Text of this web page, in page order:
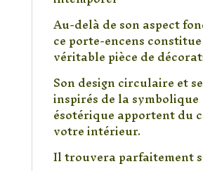
Au-delà de son aspect
ce porte-encens
véritable pièce de
Son design circulaire et
inspirés de la symbolique
ésotérique apportent du
votre intérieur.
Il trouvera parfaitement